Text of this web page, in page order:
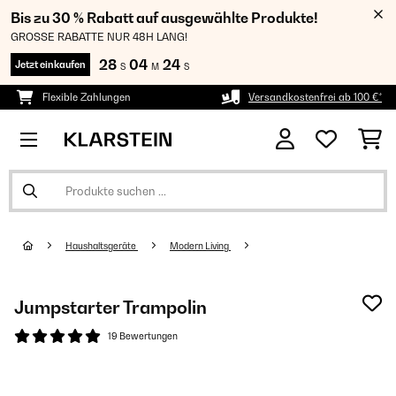
Bis zu 30 % Rabatt auf ausgewählte Produkte!
GROSSE RABATTE NUR 48H LANG!
Jetzt einkaufen 28 S 04 M 23 S
Flexible Zahlungen Versandkostenfrei ab 100 €*
Haushaltsgeräte Modern Living
Jumpstarter Trampolin
19 Bewertungen